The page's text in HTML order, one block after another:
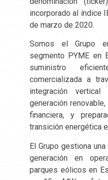
incorporado al índice
de marzo de 2020.
Somos el Grupo
segmento PYME en
suministro
comercializada a
integración
generación
financiera, y
transición energética
El Grupo gestiona
generación en
parques eólicos en